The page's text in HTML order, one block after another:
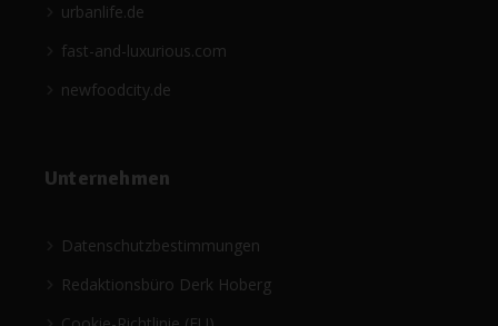
urbanlife.de
fast-and-luxurious.com
newfoodcity.de
Unternehmen
Datenschutzbestimmungen
Redaktionsbüro Derk Hoberg